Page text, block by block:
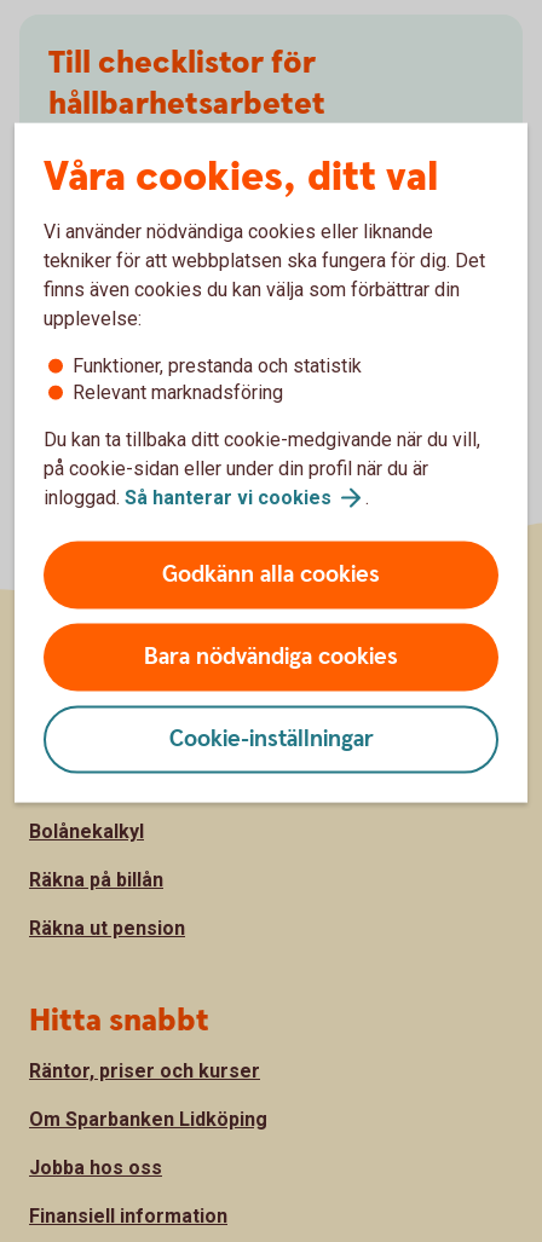
Till checklistor för
hållbarhetsarbetet
Checklista Bostadsrättsförening(pdf)
Checklista Skog- och lantbruk
Checklista Fastighetsbolag(pdf)
Checklista Företag(pdf)
Våra cookies, ditt val
Vi använder nödvändiga cookies eller liknande
tekniker för att webbplatsen ska fungera för dig. Det
finns även cookies du kan välja som förbättrar din
upplevelse:
Funktioner, prestanda och statistik
Relevant marknadsföring
Du kan ta tillbaka ditt cookie-medgivande när du vill,
på cookie-sidan eller under din profil när du är
inloggad. Så hanterar vi cookies .
Godkänn alla cookies
Bara nödvändiga cookies
Cookie-inställningar
Sidfot
Räkna
Räkna på ränta-kalkylator
Bolånekalkyl
Räkna på billån
Räkna ut pension
Hitta snabbt
Räntor, priser och kurser
Om Sparbanken Lidköping
Jobba hos oss
Finansiell information